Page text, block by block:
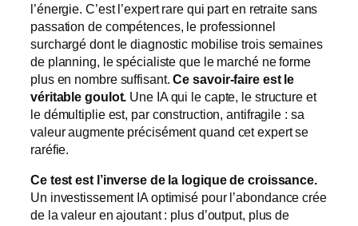
l’énergie. C’est l’expert rare qui part en retraite sans
passation de compétences, le professionnel
surchargé dont le diagnostic mobilise trois semaines
de planning, le spécialiste que le marché ne forme
plus en nombre suffisant.Ce savoir-faire est le
véritable goulot. Une IA qui le capte, le structure et
le démultiplie est, par construction, antifragile : sa
valeur augmente précisément quand cet expert se
raréfie.
Ce test est l’inverse de la logique de croissance.
Un investissement IA optimisé pour l’abondance crée
de la valeur en ajoutant : plus d’output, plus de